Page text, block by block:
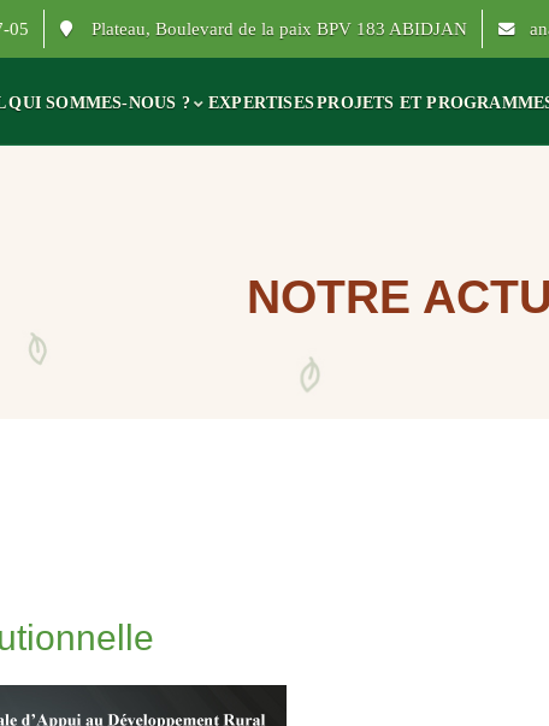
05 Plateau, Boulevard de la paix BPV 183 ABIDJAN
QUI SOMMES-NOUS ? EXPERTISESPROJETS ET
NOTRE